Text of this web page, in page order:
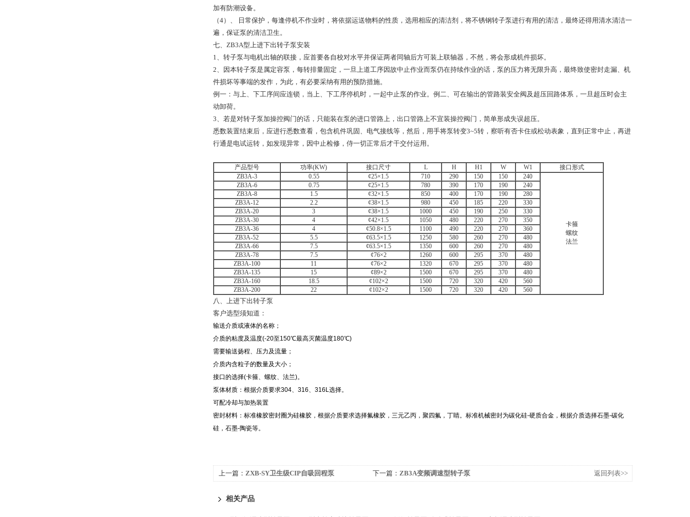
加有防潮设备。
（4）、 日常保护，每逢停机不作业时，将依据运送物料的性质，选用相应的清洁剂，将不锈钢转子泵进行有用的清洁，最终还得用清水清洁一
遍，保证泵的清洁卫生。
七、ZB3A型上进下出转子泵安装
1、转子泵与电机出轴的联接，应首要各自校对水平并保证两者同轴后方可装上联轴器，不然，将会形成机件损坏。
2、因本转子泵是属定容泵，每转排量固定，一旦上道工序因故中止作业而泵仍在持续作业的话，泵的压力将无限升高，最终致使密封走漏、机
件损坏等事端的发作，为此，有必要采纳有用的预防措施。
例一：与上、下工序间应连锁，当上、下工序停机时，一起中止泵的作业。例二、可在输出的管路装安全阀及超压回路体系，一旦超压时会主
动卸荷。
3、若是对转子泵加操控阀门的话，只能装在泵的进口管路上，出口管路上不宜装操控阀门，简单形成失误超压。
悉数装置结束后，应进行悉数查看，包含机件巩固、电气接线等，然后，用手将泵转变3~5转，察听有否卡住或松动表象，直到正常中止，再进
行通是电试运转，如发现异常，因中止检修，侍一切正常后才干交付运用。
产品型号 功率(KW) 接口尺寸 L H H1 W W1
接口形式
ZB3A-3
0.55 ¢25×1.5 710 290 150 150 240
卡箍
螺纹
法兰
ZB3A-6 0.75 ¢25×1.5 780 390 170 190
240
ZB3A-8
1.5 ¢32×1.5 850 400 170 190
280
ZB3A-12
2.2 ¢38×1.5 980 450 185 220
330
ZB3A-20
3 ¢38×1.5 1000 450 190 250
330
ZB3A-30
4 ¢42×1.5 1050 480 220 270
350
ZB3A-36
4 ¢50.8×1.5 1100 490 220 270
360
ZB3A-52
5.5 ¢63.5×1.5 1250 580 260 270
480
ZB3A-66
7.5 ¢63.5×1.5 1350 600 260 270
480
ZB3A-78
7.5 ¢76×2 1260 600 295 370
480
ZB3A-100
11 ¢76×2 1320 670 295 370
480
ZB3A-135
15 ¢89×2 1500 670 295 370
480
ZB3A-160
18.5 ¢102×2 1500 720 320 420
560
ZB3A-200
22 ¢102×2 1500 720 320 420 560
八、上进下出转子泵
客户选型须知道：
输送介质或液体的名称；
介质的粘度及温度(-20至150℃最高灭菌温度180℃)
需要输送扬程、压力及流量；
介质内含粒子的数量及大小；
接口的选择(卡箍、螺纹、法兰)。
泵体材质：根据介质要求304、316、316L选择。
可配冷却与加热装置
密封材料：标准橡胶密封圈为硅橡胶，根据介质要求选择氟橡胶，三元乙丙，聚四氟，丁睛。标准机械密封为碳化硅-硬质合金，根据介质选择石墨-碳化
硅，石墨-陶瓷等。
上一篇： ZXB-SY卫生级CIP自吸回程泵 下一篇： ZB3A变频调速型转子泵 返回列表>>
相关产品